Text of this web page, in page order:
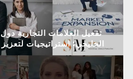
تفعيل العلامات التجارية
الخليجي: استراتيجيات